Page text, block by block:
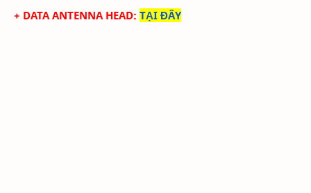
+ DATA ANTENNA HEAD: TẠI ĐÂY